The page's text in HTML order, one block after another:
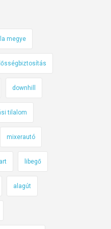
megye
downhill
tilalom
mixerautó
libegő
alagút